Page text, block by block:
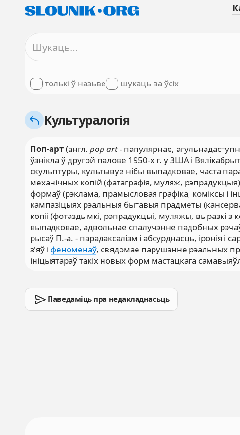
толькі ў назьве шукаць ва ўсіх
Культуралогія
Поп-арт(англ.pop art- папулярнае,
ўзнікла ў другой палове 1950-х г. у ЗША і
скульптуры, культывуе нібы выпадковае, часта
механічных копій (фатаграфія, муляж,
формаў (рэклама, прамысловая графіка, коміксы і
кампазіцыях рэальныя бытавыя прадметы
копіі (фотаздымкі, рэпрадукцыі, муляжы, выразкі з
выпадковае, адвольнае спалучэнне падобных
рысаў П.-а. - парадаксалізм і абсурднасць, іронія
з'яў і феноменаў, свядомае парушэнне рэальных
ініцыятараў такіх новых форм мастацкага
Паведаміць пра недакладнасьць